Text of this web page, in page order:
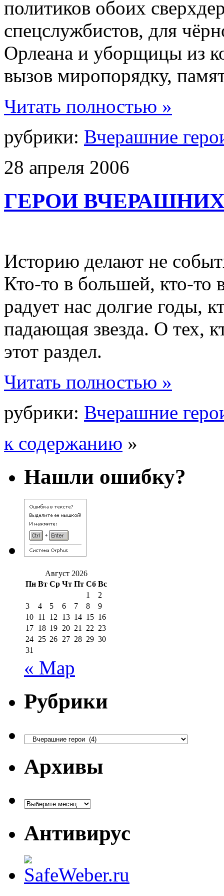
политиков обоих
спецслужбистов, для
Орлеана и уборщицы из
вызов миропорядку,
Читать полностью »
рубрики: Вчерашние
28 апреля 2006
ГЕРОИ
Историю делают не
Кто-то в большей, кто-то
радует нас долгие годы,
падающая звезда. О тех,
этот раздел.
Читать полностью »
рубрики: Вчерашние
к содержанию »
Нашли ошибку?
Август 2026
Пн Вт Ср Чт Пт Сб Вс
1
2
3
4 5 6 7 8
9
10 11 12 13 14 15 16
17 18 19 20 21 22 23
24 25 26 27 28 29 30
31
« Мар
Рубрики
Рубрики
Архивы
Антивирус